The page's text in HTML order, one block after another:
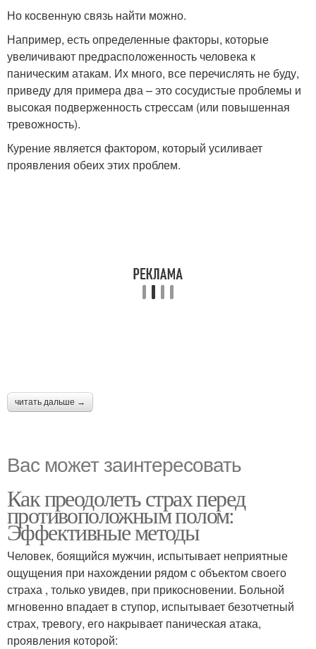
Но косвенную связь найти можно.
Например, есть определенные факторы, которые
увеличивают предрасположенность человека к
паническим атакам. Их много, все перечислять не буду,
приведу для примера два – это сосудистые проблемы и
высокая подверженность стрессам (или повышенная
тревожность).
Курение является фактором, который усиливает
проявления обеих этих проблем.
читать дальше →
Вас может заинтересовать
Как преодолеть страх перед
противоположным полом:
Эффективные методы
Человек, боящийся мужчин, испытывает неприятные
ощущения при нахождении рядом с объектом своего
страха , только увидев, при прикосновении. Больной
мгновенно впадает в ступор, испытывает безотчетный
страх, тревогу, его накрывает паническая атака,
проявления которой: